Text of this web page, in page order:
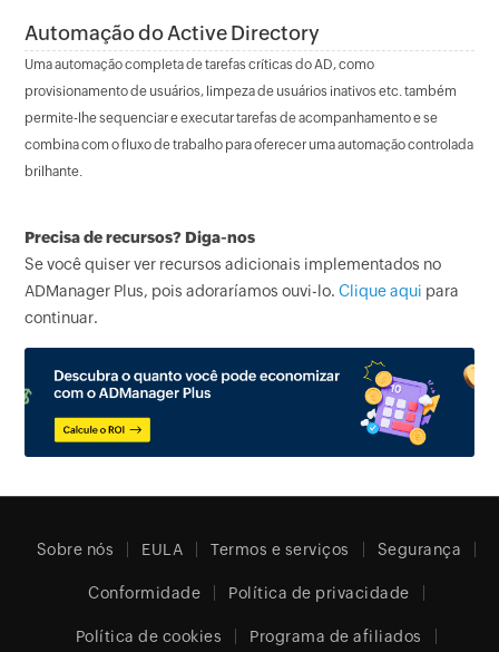
Automação do Active Directory
Uma automação completa de tarefas críticas do AD, como
provisionamento de usuários, limpeza de usuários inativos etc. também
permite-lhe sequenciar e executar tarefas de acompanhamento e se
combina com o fluxo de trabalho para oferecer uma automação controlada
brilhante.
Precisa de recursos? Diga-nos
Se você quiser ver recursos adicionais implementados no
ADManager Plus, pois adoraríamos ouvi-lo.Clique aqui para
continuar.
Sobre nós EULA Termos e serviços Segurança
Conformidade Política de privacidade
Política de cookies Programa de afiliados